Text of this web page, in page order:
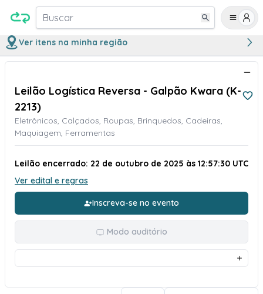
Buscar
Ver itens na minha região
Leilão Logística Reversa - Galpão Kwara (K-
2213)
Eletrônicos, Calçados, Roupas, Brinquedos, Cadeiras,
Maquiagem, Ferramentas
Leilão encerrado: 22 de outubro de 2025 às 12:57:30 UTC
Ver edital e regras
Inscreva-se no evento
Modo auditório